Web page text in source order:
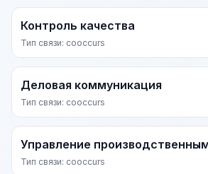
Контроль качества
Тип связи: cooccurs
Деловая коммуникация
Тип связи: cooccurs
Управление
Тип связи: cooccurs